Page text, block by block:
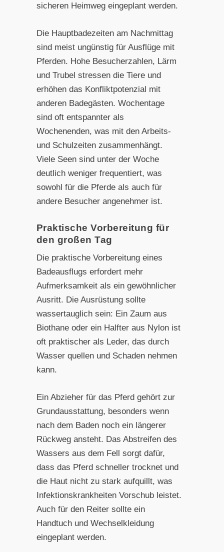
sicheren Heimweg eingeplant werden.
Die Hauptbadezeiten am Nachmittag
sind meist ungünstig für Ausflüge mit
Pferden. Hohe Besucherzahlen, Lärm
und Trubel stressen die Tiere und
erhöhen das Konfliktpotenzial mit
anderen Badegästen. Wochentage
sind oft entspannter als
Wochenenden, was mit den Arbeits-
und Schulzeiten zusammenhängt.
Viele Seen sind unter der Woche
deutlich weniger frequentiert, was
sowohl für die Pferde als auch für
andere Besucher angenehmer ist.
Praktische Vorbereitung für
den großen Tag
Die praktische Vorbereitung eines
Badeausflugs erfordert mehr
Aufmerksamkeit als ein gewöhnlicher
Ausritt. Die Ausrüstung sollte
wassertauglich sein: Ein Zaum aus
Biothane oder ein Halfter aus Nylon ist
oft praktischer als Leder, das durch
Wasser quellen und Schaden nehmen
kann.
Ein Abzieher für das Pferd gehört zur
Grundausstattung, besonders wenn
nach dem Baden noch ein längerer
Rückweg ansteht. Das Abstreifen des
Wassers aus dem Fell sorgt dafür,
dass das Pferd schneller trocknet und
die Haut nicht zu stark aufquillt, was
Infektionskrankheiten Vorschub leistet.
Auch für den Reiter sollte ein
Handtuch und Wechselkleidung
eingeplant werden.